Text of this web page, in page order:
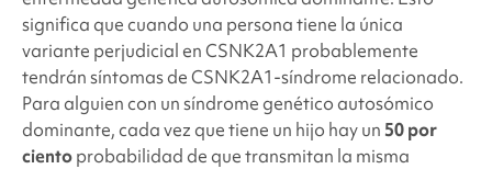
significa que cuando una persona tiene la única
variante perjudicial en CSNK2A1 probablemente
tendrán síntomas de CSNK2A1-síndrome relacionado.
Para alguien con un síndrome genético autosómico
dominante, cada vez que tiene un hijo hay un 50 por
cientoprobabilidad de que transmitan la misma